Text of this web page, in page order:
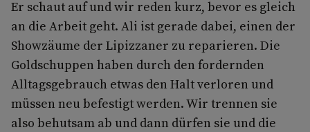
Er schaut auf und wir reden kurz, bevor es gleich
an die Arbeit geht. Ali ist gerade dabei, einen der
Showzäume der Lipizzaner zu reparieren. Die
Goldschuppen haben durch den fordernden
Alltagsgebrauch etwas den Halt verloren und
müssen neu befestigt werden. Wir trennen sie
also behutsam ab und dann dürfen sie und die